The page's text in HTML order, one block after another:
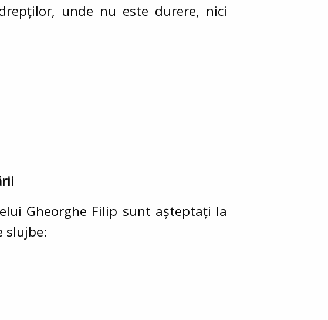
unde nu este durere, nici
Gheorghe Filip sunt așteptați la
slujbe: